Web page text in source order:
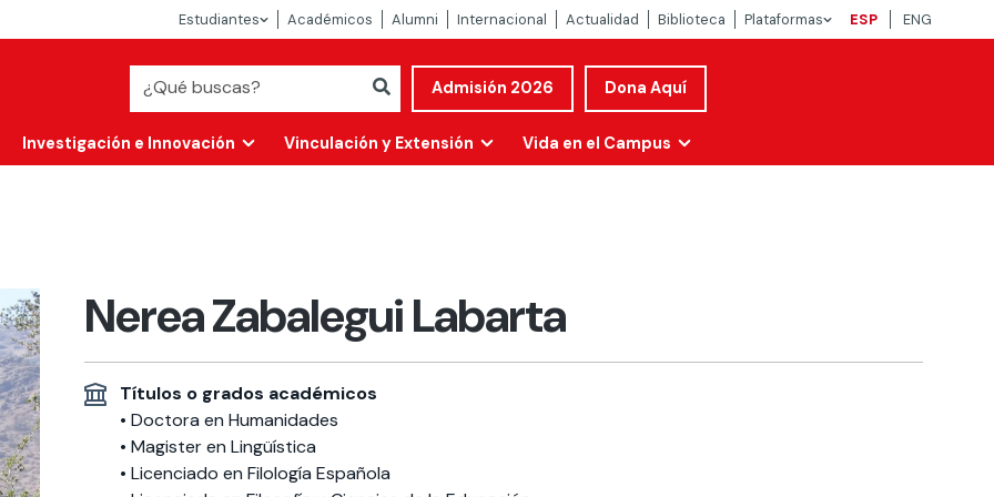
Estudiantes Académicos Alumni Internacional Actualidad Biblioteca Plataformas ESP ENG
Admisión 2026 Dona Aquí
Investigación e Innovación Vinculación y Extensión Vida en el Campus
Nerea Zabalegui Labarta
Títulos o grados académicos
• Doctora en Humanidades
• Magister en Lingüística
• Licenciado en Filología Española